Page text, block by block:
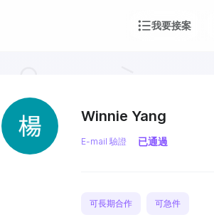
我要接案
Winnie Yang
E-mail 驗證 已通過
可長期合作 可急件